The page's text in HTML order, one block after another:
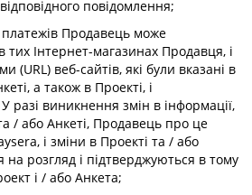
повідомлення;
Продавець може
тих Інтернет-магазинах Продавця, і
(URL) веб-сайтів, які були вказані в
а також в Проекті, і
разі виникнення змін в інформації,
/ або Анкеті, Продавець про це
і зміни в Проекті та / або
на розгляд і підтверджуються в тому
і / або Анкета;